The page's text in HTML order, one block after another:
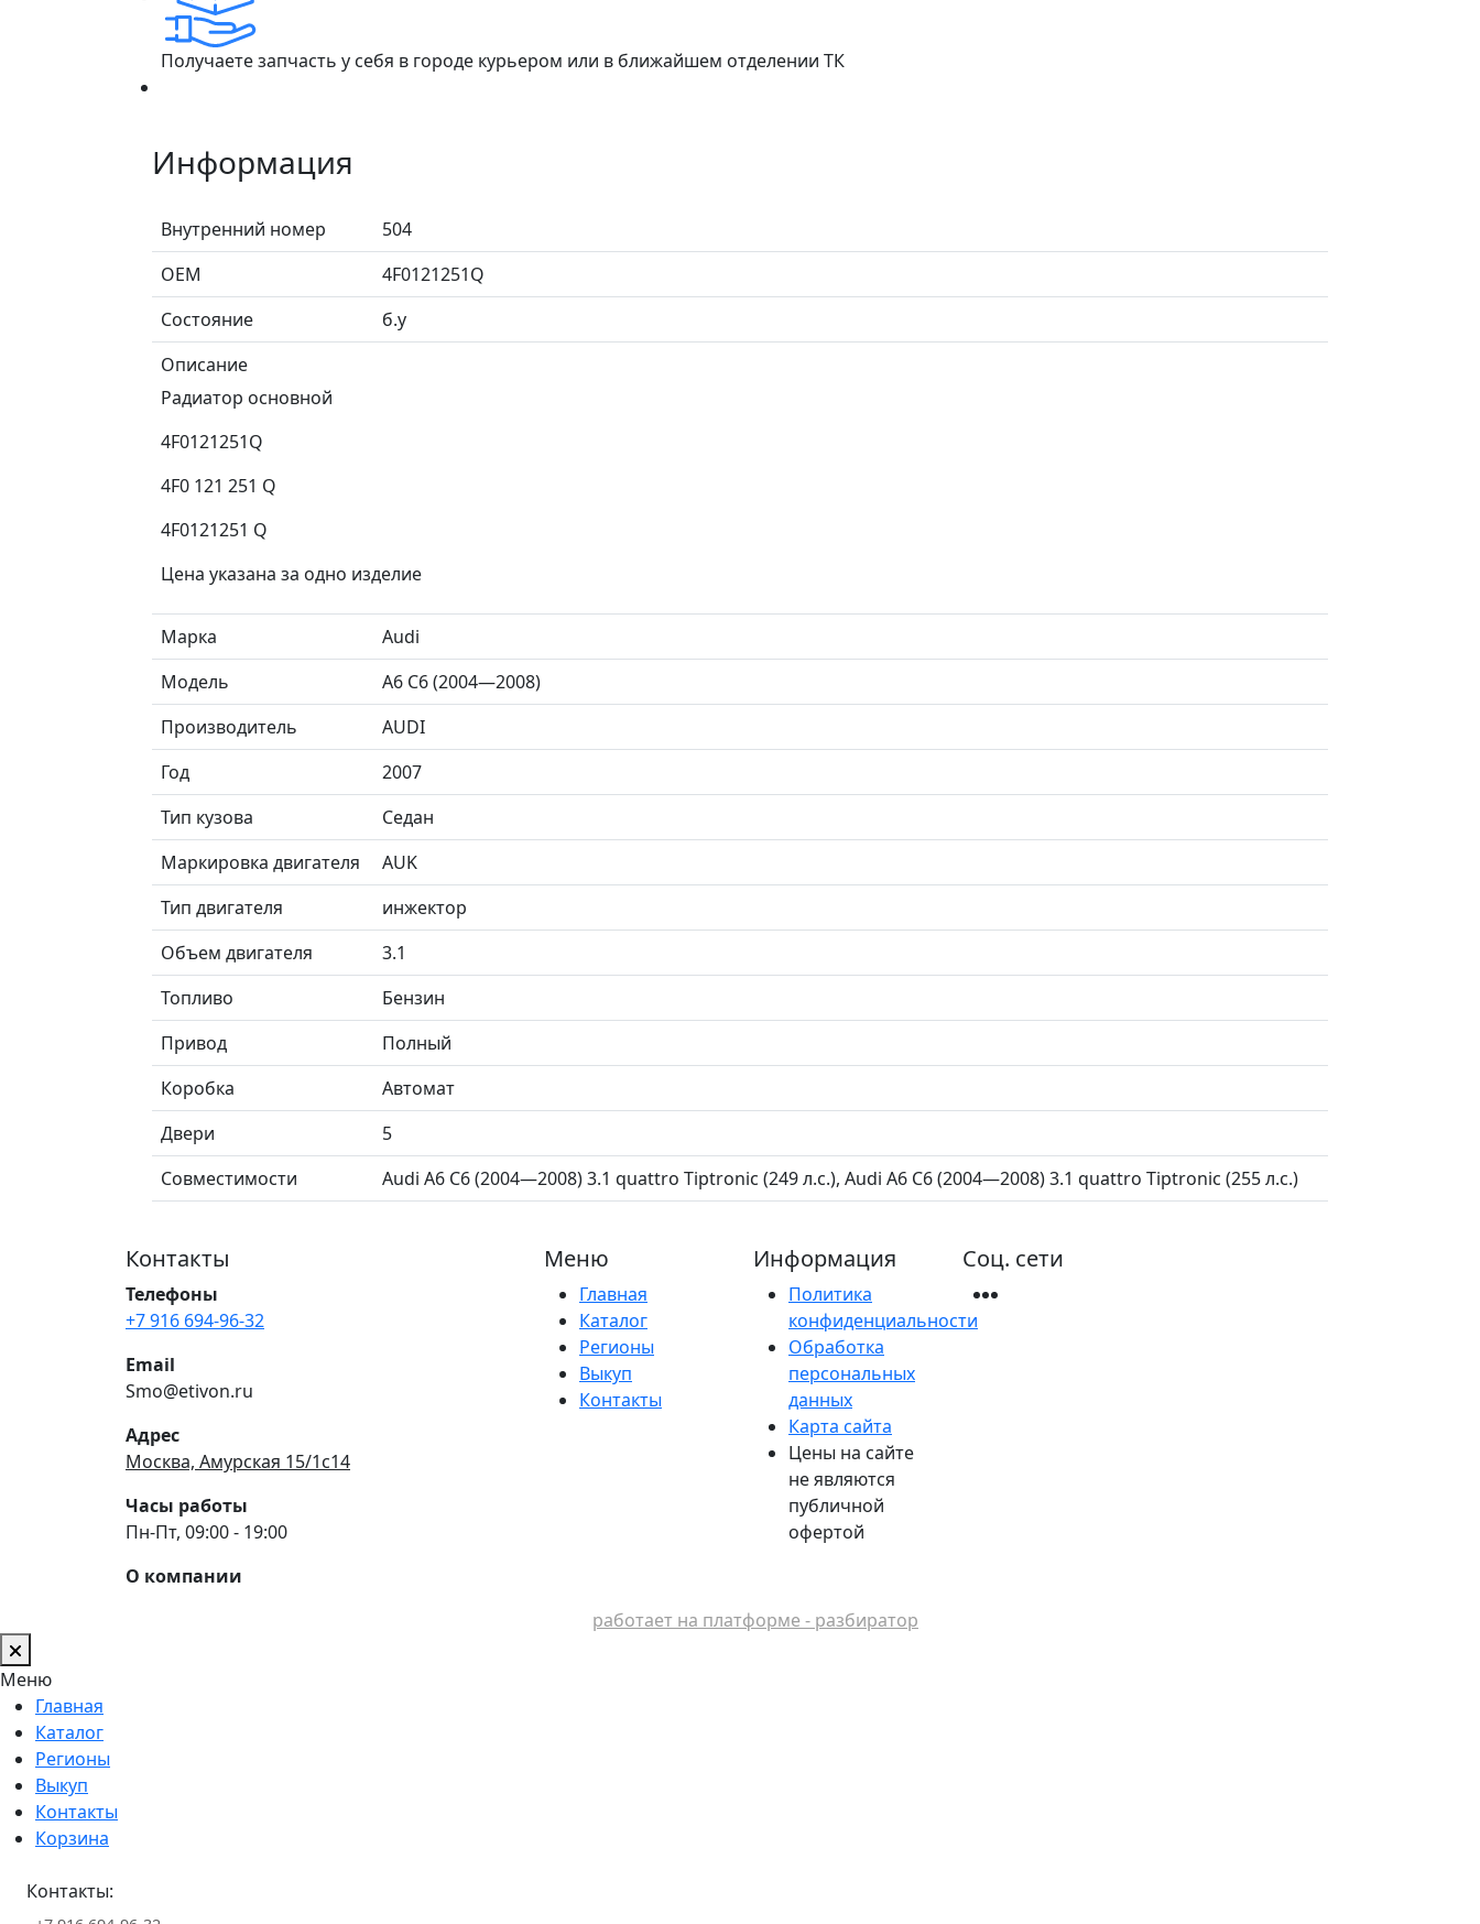
Получаете запчасть у себя в городе курьером или в ближайшем отделении ТК
Информация
Внутренний номер
504
ОЕМ
4F0121251Q
Состояние
б.у
Описание
Радиатор основной
4F0121251Q
4F0 121 251 Q
4F0121251 Q
Цена указана за одно изделие
Марка
Audi
Модель
A6 C6 (2004—2008)
Производитель
AUDI
Год
2007
Тип кузова
Седан
Маркировка двигателя
AUK
Тип двигателя
инжектор
Объем двигателя
3.1
Топливо
Бензин
Привод
Полный
Коробка
Автомат
Двери
5
Совместимости
Audi A6 C6 (2004—2008) 3.1 quattro Tiptronic (249 л.с.), Audi A6 C6 (2004—2008) 3.1 quattro Tiptronic (255 л.с.)
Контакты
Телефоны
+7 916 694-96-32
Email
Smo@etivon.ru
Адрес
Москва, Амурская 15/1с14
Часы работы
Пн-Пт, 09:00 - 19:00
О компании
Меню
Главная
Каталог
Регионы
Выкуп
Контакты
Информация
Политика
конфиденциальности
Обработка
персональных
данных
Карта сайта
Цены на сайте
не являются
публичной
офертой
Соц. сети
работает на платформе - разбиратор
Меню
Главная
Каталог
Регионы
Выкуп
Контакты
Корзина
Контакты: